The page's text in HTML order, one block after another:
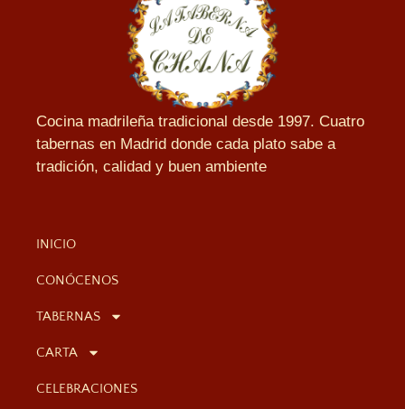
Cocina madrileña tradicional desde 1997. Cuatro
tabernas en Madrid donde cada plato sabe a
tradición, calidad y buen ambiente
INICIO
CONÓCENOS
TABERNAS
CARTA
CELEBRACIONES